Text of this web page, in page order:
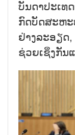
ບັນດາປະເທ
ກົດບັດສະຫ
ຢ່າງລະອຽ
ຊ່ວຍເຊິ່ງກັນ